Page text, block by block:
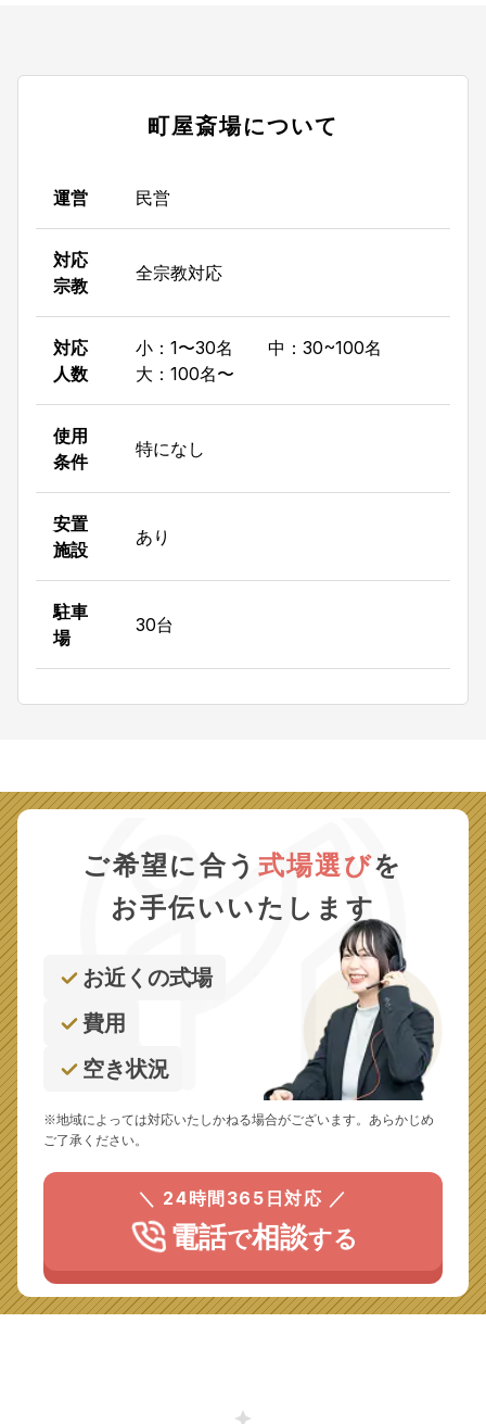
町屋斎場について
運営 民営
対応
宗教
全宗教対応
対応
人数
小：1〜30名 中：30~100名
大：100名〜
使用
条件
特になし
安置
施設
あり
駐車
場
30台
ご希望に合う 式場選びを
お手伝いいたします
お近くの式場
費用
空き状況
※地域によっては対応いたしかねる場合がございます。あらかじめ
ご了承ください。
＼ 24時間365日対応 ／
電話で相談する